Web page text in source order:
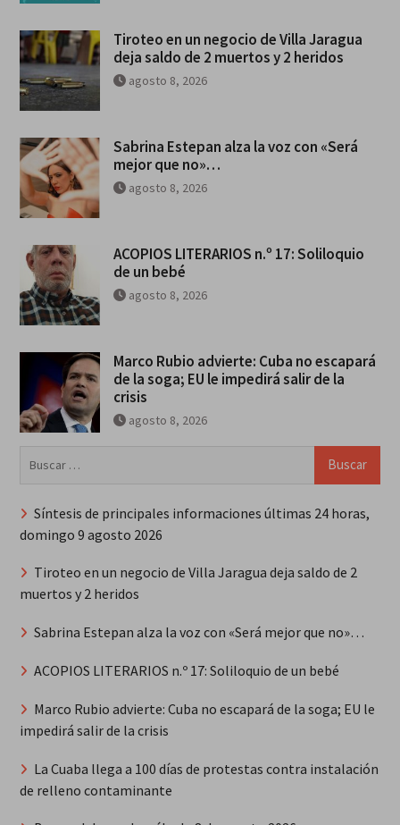
Tiroteo en un negocio de Villa Jaragua
deja saldo de 2 muertos y 2 heridos
agosto 8, 2026
Sabrina Estepan alza la voz con «Será
mejor que no»…
agosto 8, 2026
ACOPIOS LITERARIOS n.º 17: Soliloquio
de un bebé
agosto 8, 2026
Marco Rubio advierte: Cuba no escapará
de la soga; EU le impedirá salir de la
crisis
agosto 8, 2026
Síntesis de principales informaciones últimas 24 horas,
domingo 9 agosto 2026
Tiroteo en un negocio de Villa Jaragua deja saldo de 2
muertos y 2 heridos
Sabrina Estepan alza la voz con «Será mejor que no»…
ACOPIOS LITERARIOS n.º 17: Soliloquio de un bebé
Marco Rubio advierte: Cuba no escapará de la soga; EU le
impedirá salir de la crisis
La Cuaba llega a 100 días de protestas contra instalación
de relleno contaminante